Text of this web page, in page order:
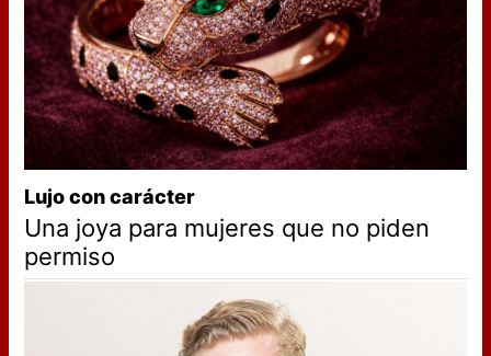
Lujo con carácter
Una joya para mujeres que no piden
permiso